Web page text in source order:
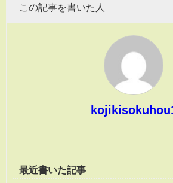
この記事を書いた人
最近書いた記事